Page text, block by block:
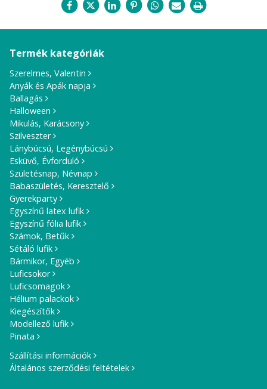
Termék kategóriák
Szerelmes, Valentin
Anyák és Apák napja
Ballagás
Halloween
Mikulás, Karácsony
Szilveszter
Lánybúcsú, Legénybúcsú
Esküvő, Évforduló
Születésnap, Névnap
Babaszületés, Keresztelő
Gyerekparty
Egyszínű latex lufik
Egyszínű fólia lufik
Számok, Betűk
Sétáló lufik
Bármikor, Egyéb
Luficsokor
Luficsomagok
Hélium palackok
Kiegészítők
Modellező lufik
Pinata
Szállítási információk
Általános szerződési feltételek